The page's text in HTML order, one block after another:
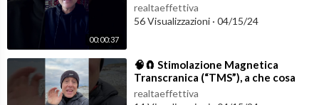
00:00:37
realtaeffettiva
56 Visualizzazioni · 04/15/24
⁣🧠🧲 Stimolazione Magnetica
Transcranica (“TMS”), a che cosa
serve? 🧲🔮 #shorts
realtaeffettiva